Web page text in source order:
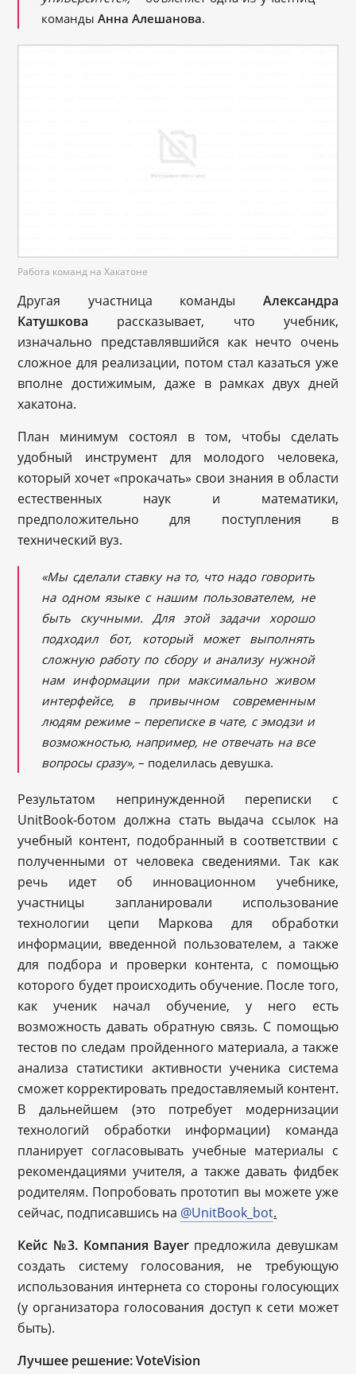
командыАнна Алешанова.
Работа команд на Хакатоне
Другая участница команды Александра
Катушкова рассказывает, что учебник,
изначально представлявшийся как нечто очень
сложное для реализации, потом стал казаться уже
вполне достижимым, даже в рамках двух дней
хакатона.
План минимум состоял в том, чтобы сделать
удобный инструмент для молодого человека,
который хочет «прокачать» свои знания в области
естественных наук и математики,
предположительно для поступления в
технический вуз.
«Мы сделали ставку на то, что надо говорить
на одном языке с нашим пользователем, не
быть скучными. Для этой задачи хорошо
подходил бот, который может выполнять
сложную работу по сбору и анализу нужной
нам информации при максимально живом
интерфейсе, в привычном современным
людям режиме – переписке в чате, с эмодзи и
возможностью, например, не отвечать на все
вопросы сразу», – поделилась девушка.
Результатом непринужденной переписки с
UnitBook-ботом должна стать выдача ссылок на
учебный контент, подобранный в соответствии с
полученными от человека сведениями. Так как
речь идет об инновационном учебнике,
участницы запланировали использование
технологии цепи Маркова для обработки
информации, введенной пользователем, а также
для подбора и проверки контента, с помощью
которого будет происходить обучение. После того,
как ученик начал обучение, у него есть
возможность давать обратную связь. С помощью
тестов по следам пройденного материала, а также
анализа статистики активности ученика система
сможет корректировать предоставляемый контент.
В дальнейшем (это потребует модернизации
технологий обработки информации) команда
планирует согласовывать учебные материалы с
рекомендациями учителя, а также давать фидбек
родителям. Попробовать прототип вы можете уже
сейчас, подписавшись на @UnitBook_bot.
Кейс №3. Компания Bayerпредложила девушкам
создать систему голосования, не требующую
использования интернета со стороны голосующих
(у организатора голосования доступ к сети может
быть).
Лучшее решение: VoteVision